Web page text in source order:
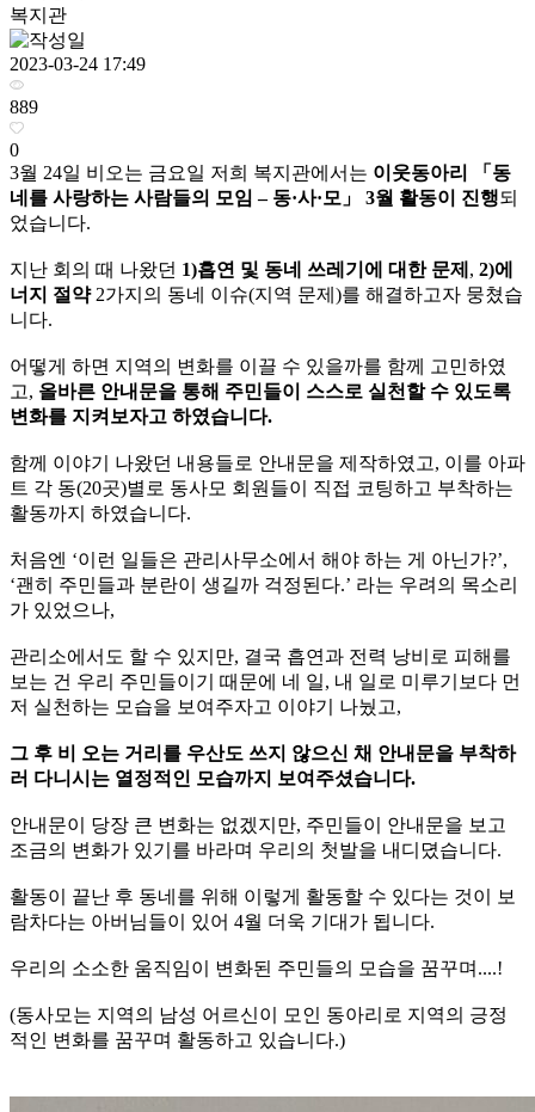
복지관
2023-03-24 17:49
889
0
3월 24일 비오는 금요일 저희 복지관에서는 이웃동아리 「동
네를 사랑하는 사람들의 모임 – 동·사·모」 3월 활동이 진행되
었습니다.
지난 회의 때 나왔던 1)흡연 및 동네 쓰레기에 대한 문제 , 2)에
너지 절약2가지의 동네 이슈(지역 문제)를 해결하고자 뭉쳤습
니다.
어떻게 하면 지역의 변화를 이끌 수 있을까를 함께 고민하였
고, 올바른 안내문을 통해 주민들이 스스로 실천할 수 있도록
변화를 지켜보자고 하였습니다.
함께 이야기 나왔던 내용들로 안내문을 제작하였고, 이를 아파
트 각 동(20곳)별로 동사모 회원들이 직접 코팅하고 부착하는
활동까지 하였습니다.
처음엔 ‘이런 일들은 관리사무소에서 해야 하는 게 아닌가?’,
‘괜히 주민들과 분란이 생길까 걱정된다.’ 라는 우려의 목소리
가 있었으나,
관리소에서도 할 수 있지만, 결국 흡연과 전력 낭비로 피해를
보는 건 우리 주민들이기 때문에 네 일, 내 일로 미루기보다 먼
저 실천하는 모습을 보여주자고 이야기 나눴고,
그 후 비 오는 거리를 우산도 쓰지 않으신 채 안내문을 부착하
러 다니시는 열정적인 모습까지 보여주셨습니다.
안내문이 당장 큰 변화는 없겠지만, 주민들이 안내문을 보고
조금의 변화가 있기를 바라며 우리의 첫발을 내디뎠습니다.
활동이 끝난 후 동네를 위해 이렇게 활동할 수 있다는 것이 보
람차다는 아버님들이 있어 4월 더욱 기대가 됩니다.
우리의 소소한 움직임이 변화된 주민들의 모습을 꿈꾸며....!
(동사모는 지역의 남성 어르신이 모인 동아리로 지역의 긍정
적인 변화를 꿈꾸며 활동하고 있습니다.)